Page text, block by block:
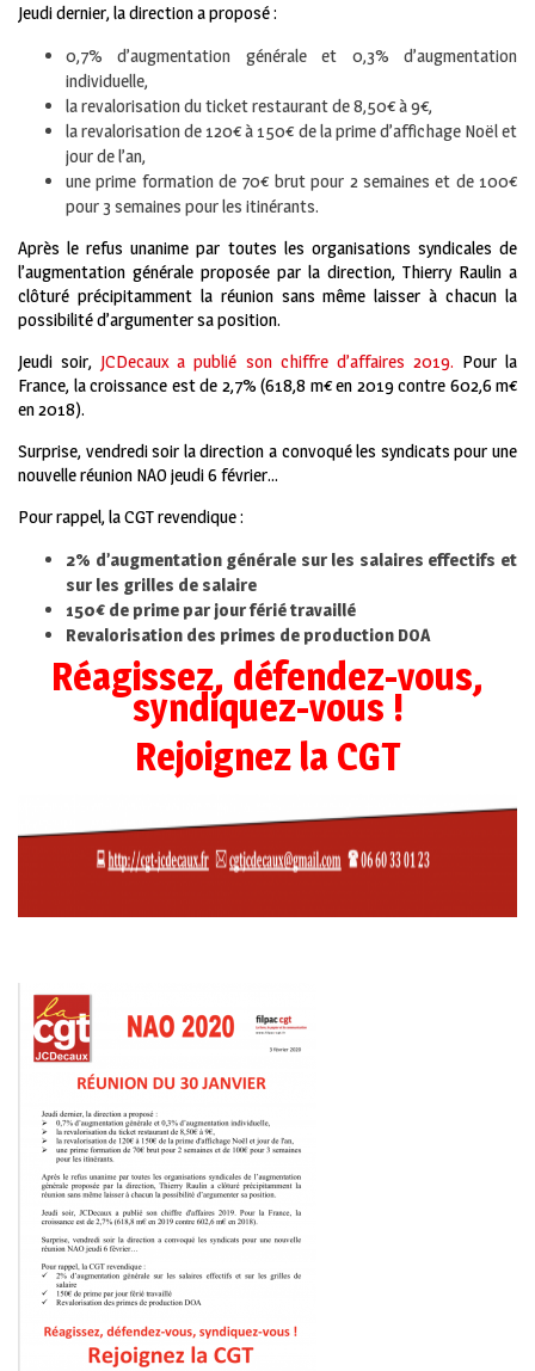
Jeudi dernier, la direction a proposé :
0,7% d’augmentation générale et 0,3% d’augmentation
individuelle,
la revalorisation du ticket restaurant de 8,50€ à 9€,
la revalorisation de 120€ à 150€ de la prime d’affichage Noël et
jour de l’an,
une prime formation de 70€ brut pour 2 semaines et de 100€
pour 3 semaines pour les itinérants.
Après le refus unanime par toutes les organisations syndicales de
l’augmentation générale proposée par la direction, Thierry Raulin a
clôturé précipitamment la réunion sans même laisser à chacun la
possibilité d’argumenter sa position.
Jeudi soir, JCDecaux a publié son chiffre d’affaires 2019. Pour la
France, la croissance est de 2,7% (618,8 m€ en 2019 contre 602,6 m€
en 2018).
Surprise, vendredi soir la direction a convoqué les syndicats pour une
nouvelle réunion NAO jeudi 6 février…
Pour rappel, la CGT revendique :
2% d’augmentation générale sur les salaires effectifs et
sur les grilles de salaire
150€ de prime par jour férié travaillé
Revalorisation des primes de production DOA
Réagissez, défendez-vous,
syndiquez-vous !
Rejoignez la CGT